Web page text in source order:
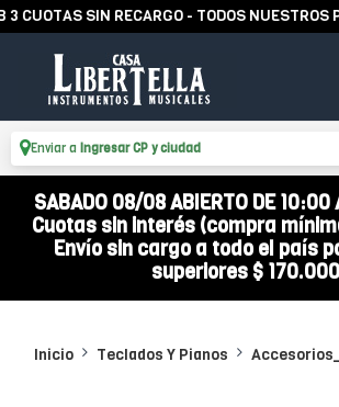
SIN RECARGO - TODOS NUESTROS
Enviar a Ingresar CP y ciudad
SABADO 08/08 ABIERTO DE 10:00
Cuotas sin interés (compra
Envío sin cargo a todo el país
superiores $ 170.000
Inicio Teclados Y Pianos